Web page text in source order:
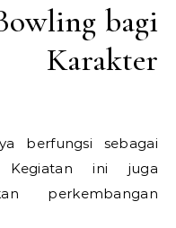
bagi
Karakter
berfungsi sebagai
Kegiatan ini juga
perkembangan